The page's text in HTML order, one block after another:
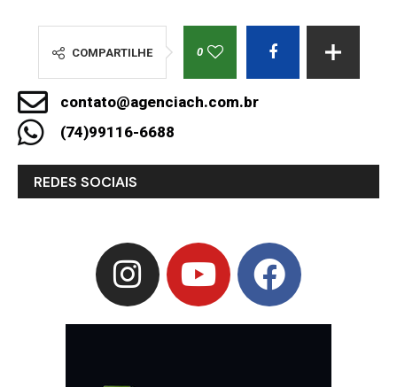
COMPARTILHE 0
contato@agenciach.com.br
(74)99116-6688
REDES SOCIAIS